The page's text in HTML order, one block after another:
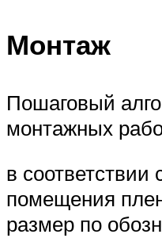
Монтаж
Пошаговый
монтажных
в соответствии
помещения
размер по